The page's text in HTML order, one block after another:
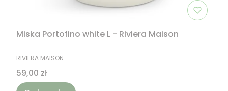
Miska Portofino white L - Riviera Maison
PRODUCENT
RIVIERA MAISON
Cena
59,00 zł